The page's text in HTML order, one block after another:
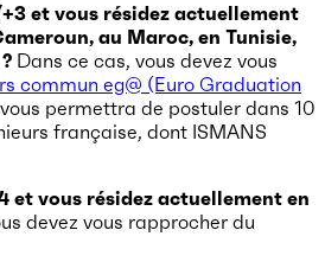
et vous résidez actuellement
au Maroc, en Tunisie,
Dans ce cas, vous devez vous
commun eg@ (Euro Graduation
permettra de postuler dans 10
française, dont ISMANS
et vous résidez actuellement en
devez vous rapprocher du